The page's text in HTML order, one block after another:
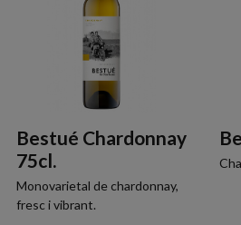
Bestué Chardonnay
75cl.
Monovarietal de chardonnay,
fresc i vibrant.